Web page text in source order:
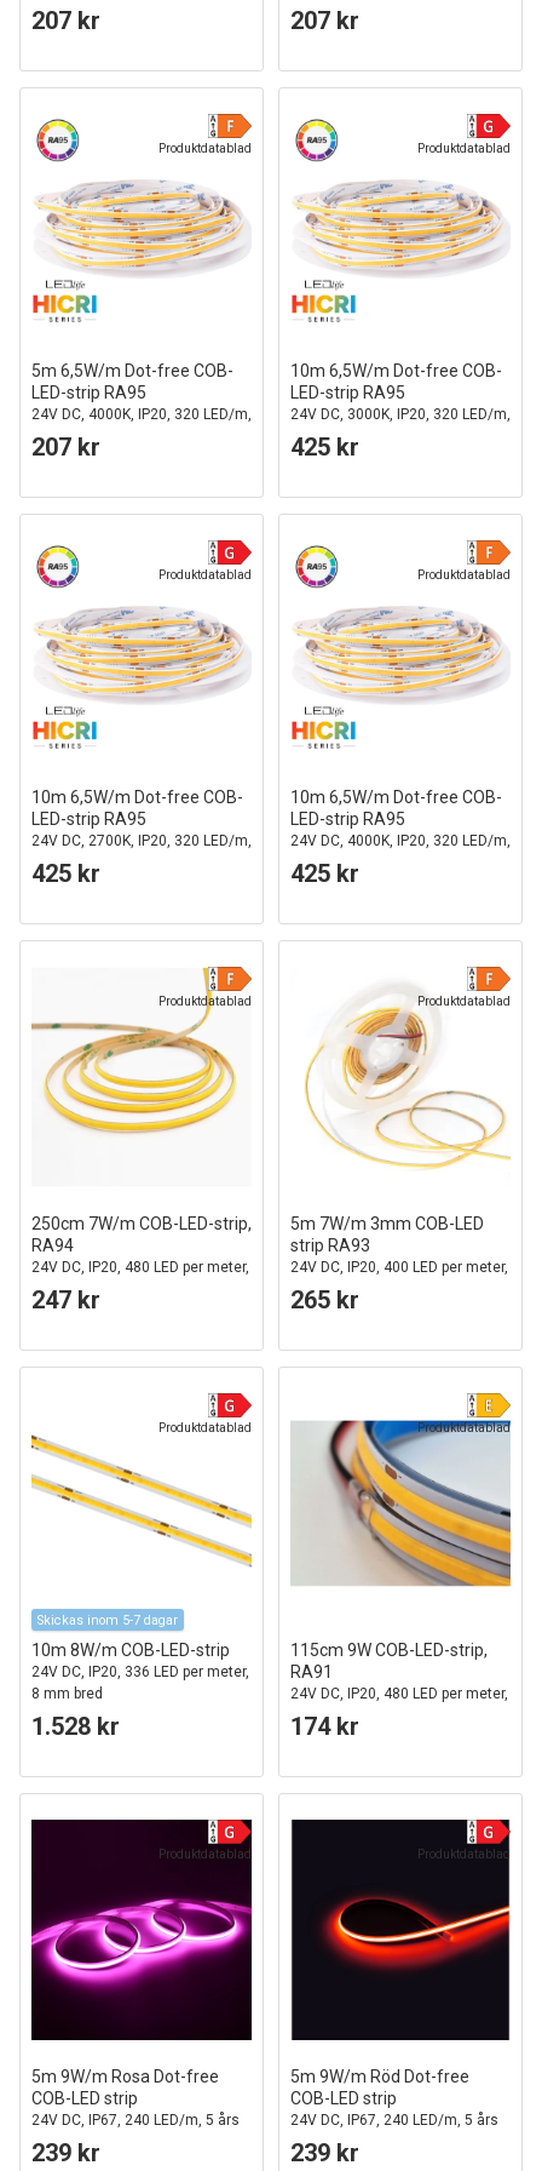
5 års garanti
207 kr
5 års garanti
207 kr
Produktdatablad
5m 6,5W/m Dot-free COB-
LED-strip RA95
24V DC, 4000K, IP20, 320 LED/m,
5 års garanti
207 kr
Produktdatablad
10m 6,5W/m Dot-free COB-
LED-strip RA95
24V DC, 3000K, IP20, 320 LED/m,
5 års garanti
425 kr
Produktdatablad
10m 6,5W/m Dot-free COB-
LED-strip RA95
24V DC, 2700K, IP20, 320 LED/m,
5 års garanti
425 kr
Produktdatablad
10m 6,5W/m Dot-free COB-
LED-strip RA95
24V DC, 4000K, IP20, 320 LED/m,
5 års garanti
425 kr
Produktdatablad
250cm 7W/m COB-LED-strip,
RA94
24V DC, IP20, 480 LED per meter,
för 2x120cm profil
247 kr
Produktdatablad
5m 7W/m 3mm COB-LED
strip RA93
24V DC, IP20, 400 LED per meter,
COB LED
265 kr
Produktdatablad
Skickas inom 5-7 dagar
10m 8W/m COB-LED-strip
24V DC, IP20, 336 LED per meter,
8 mm bred
1.528 kr
Produktdatablad
115cm 9W COB-LED-strip,
RA91
24V DC, IP20, 480 LED per meter,
för 120cm profil
174 kr
Produktdatablad
5m 9W/m Rosa Dot-free
COB-LED strip
24V DC, IP67, 240 LED/m, 5 års
garanti
239 kr
Produktdatablad
5m 9W/m Röd Dot-free
COB-LED strip
24V DC, IP67, 240 LED/m, 5 års
garanti
239 kr